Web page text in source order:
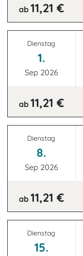
ab 11,21 €
Dienstag
1.
Sep 2026
ab 11,21 €
Dienstag
8.
Sep 2026
ab 11,21 €
Dienstag
15.